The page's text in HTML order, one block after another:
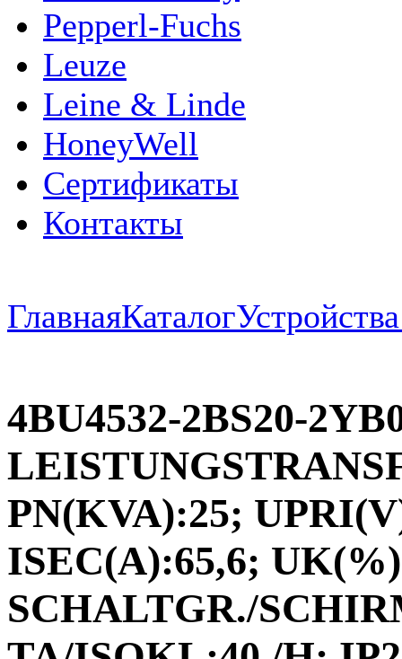
Pepperl-Fuchs
Leuze
Leine & Linde
HoneyWell
Сертификаты
Контакты
ГлавнаяКаталог
4BU4532-2BS20-
PN(KVA):25;
ISEC(A):65,6;
SCHALTGR./